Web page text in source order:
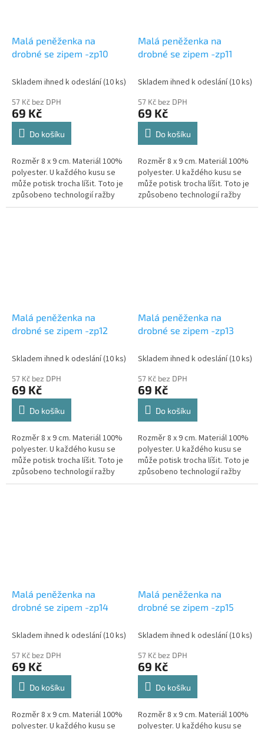
Malá peněženka na
drobné se zipem -zp10
Skladem ihned k odeslání(10 ks)
57 Kč bez DPH
69 Kč
Do košíku
Rozměr 8 x 9 cm. Materiál 100%
polyester. U každého kusu se
může potisk trocha líšit. Toto je
způsobeno technologií ražby
materiálu. Motiv a barva je
Malá peněženka na
drobné se zipem -zp11
Skladem ihned k odeslání(10 ks)
57 Kč bez DPH
69 Kč
Do košíku
Rozměr 8 x 9 cm. Materiál 100%
polyester. U každého kusu se
může potisk trocha líšit. Toto je
způsobeno technologií ražby
materiálu. Motiv a barva je
Malá peněženka na
drobné se zipem -zp12
Skladem ihned k odeslání(10 ks)
57 Kč bez DPH
69 Kč
Do košíku
Rozměr 8 x 9 cm. Materiál 100%
polyester. U každého kusu se
může potisk trocha líšit. Toto je
způsobeno technologií ražby
materiálu. Motiv a barva je
Malá peněženka na
drobné se zipem -zp13
Skladem ihned k odeslání(10 ks)
57 Kč bez DPH
69 Kč
Do košíku
Rozměr 8 x 9 cm. Materiál 100%
polyester. U každého kusu se
může potisk trocha líšit. Toto je
způsobeno technologií ražby
materiálu. Motiv a barva je
Malá peněženka na
drobné se zipem -zp14
Skladem ihned k odeslání(10 ks)
57 Kč bez DPH
69 Kč
Do košíku
Rozměr 8 x 9 cm. Materiál 100%
polyester. U každého kusu se
Malá peněženka na
drobné se zipem -zp15
Skladem ihned k odeslání(10 ks)
57 Kč bez DPH
69 Kč
Do košíku
Rozměr 8 x 9 cm. Materiál 100%
polyester. U každého kusu se